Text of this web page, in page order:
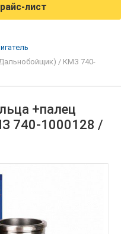
лист
/ КМЗ 740-
+палец
740-1000128 /